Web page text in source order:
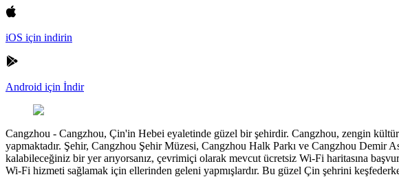
iOS için indirin
Android için İndir
Cangzhou - Cangzhou, Çin'in Hebei eyaletinde güzel bir şehirdir. Cangzhou, zengin
yapmaktadır. Şehir, Cangzhou Şehir Müzesi, Cangzhou Halk Parkı ve Cangzhou Demir
kalabileceğiniz bir yer arıyorsanız, çevrimiçi olarak mevcut ücretsiz Wi-Fi haritasına
Wi-Fi hizmeti sağlamak için ellerinden geleni yapmışlardır. Bu güzel Çin şehrini